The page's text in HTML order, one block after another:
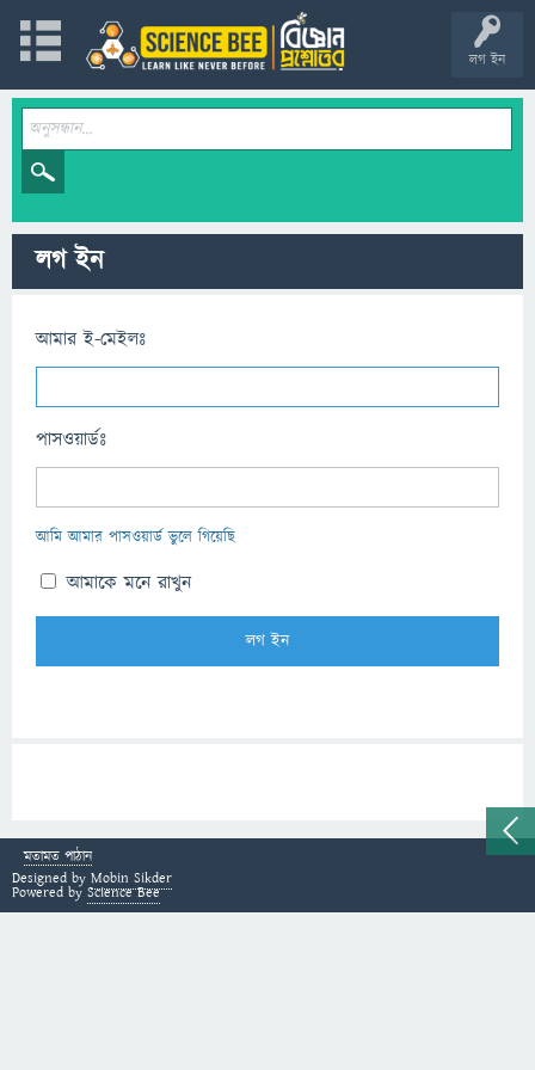
লগ ইন
লগ ইন
আমার ই-মেইলঃ
পাসওয়ার্ডঃ
আমি আমার পাসওয়ার্ড ভুলে গিয়েছি
আমাকে মনে রাখুন
মতামত পাঠান
Designed by Mobin Sikder
Powered by Science Bee